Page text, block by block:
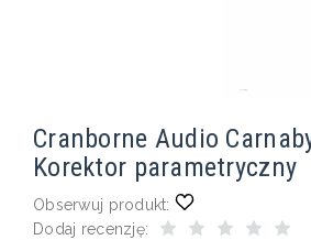
Cranborne Audio
Korektor parametryczny
Obserwuj produkt:
Dodaj recenzję: